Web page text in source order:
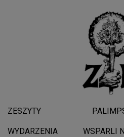
ZESZYTY
WYDARZENIA WSPARLI